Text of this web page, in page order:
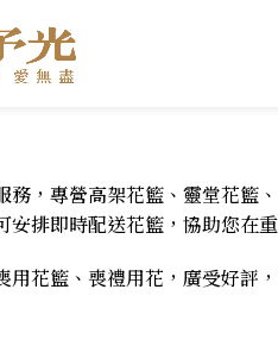
務，專營高架花籃、靈堂花籃
安排即時配送花籃，協助您在
用花籃、喪禮用花，廣受好評